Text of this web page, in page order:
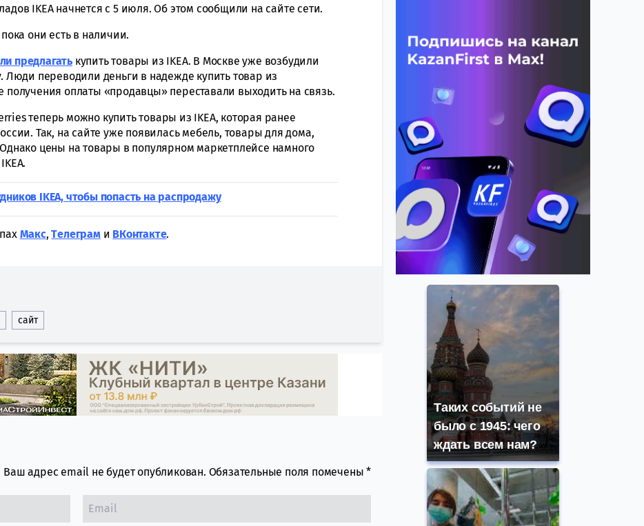
IKEA начнется с 5 июля. Об этом сообщили на сайте сети.
они есть в наличии.
предлагать купить товары из IKEA. В Москве уже возбудили
Люди переводили деньги в надежде купить товар из
получения оплаты «продавцы» переставали выходить на связь.
теперь можно купить товары из IKEA, которая ранее
Так, на сайте уже появилась мебель, товары для дома,
цены на товары в популярном маркетплейсе намного
IKEA, чтобы попасть на распродажу
Макс,Tелеграми ВКонтакте.
сайт
Ваш адрес email не будет опубликован. Обязательные поля помечены*
Таких событий не
было с 1945: чего
ждать всем нам?